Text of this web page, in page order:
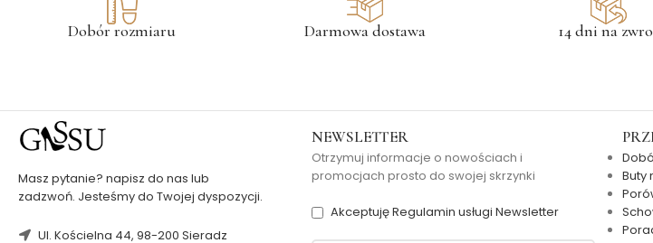
Dobór rozmiaru Darmowa dostawa 14 dni na
Masz pytanie? napisz do nas lub
zadzwoń. Jesteśmy do Twojej dyspozycji.
Ul. Kościelna 44, 98-200 Sieradz
NEWSLETTER
Otrzymuj informacje o nowościach i
promocjach prosto do swojej skrzynki
Akceptuję Regulamin usługi Newsletter
Buty